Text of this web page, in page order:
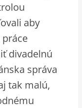
aby
divadelnú
správa
tak malú,